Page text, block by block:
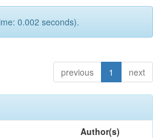
0.002 seconds).
previous 1 next
Author(s)